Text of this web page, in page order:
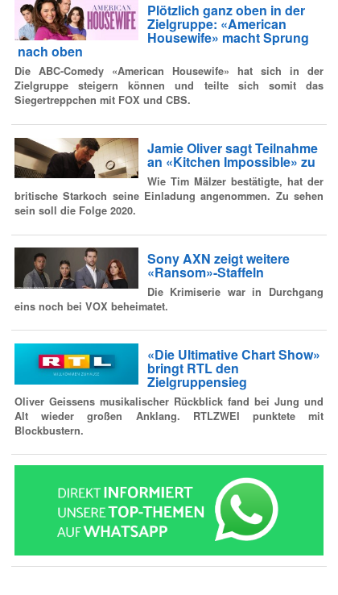
Plötzlich ganz oben in der
Zielgruppe: «American
Housewife» macht Sprung
nach oben
Die ABC-Comedy «American Housewife» hat sich in der
Zielgruppe steigern können und teilte sich somit das
Siegertreppchen mit FOX und CBS.
Jamie Oliver sagt Teilnahme
an «Kitchen Impossible» zu
Wie Tim Mälzer bestätigte, hat der
britische Starkoch seine Einladung angenommen. Zu sehen
sein soll die Folge 2020.
Sony AXN zeigt weitere
«Ransom»-Staffeln
Die Krimiserie war in Durchgang
eins noch bei VOX beheimatet.
«Die Ultimative Chart Show»
bringt RTL den
Zielgruppensieg
Oliver Geissens musikalischer Rückblick fand bei Jung und
Alt wieder großen Anklang. RTLZWEI punktete mit
Blockbustern.